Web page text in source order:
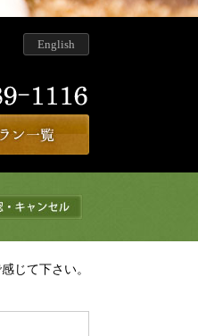
English
じて下さい。